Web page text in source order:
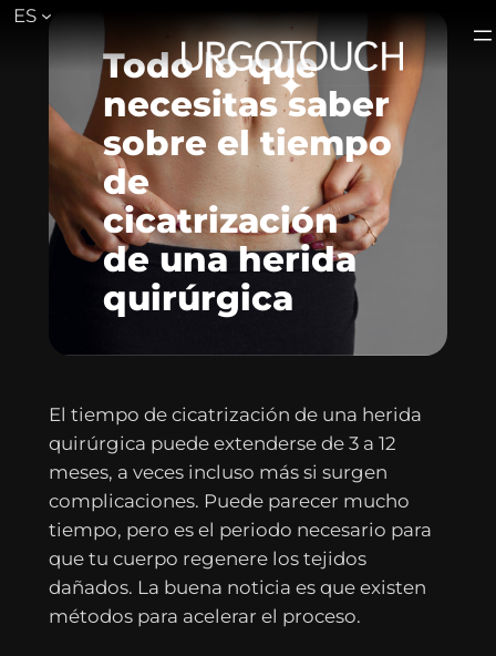
Saltar
contenido
ES
Todo lo que
necesitas saber
sobre el tiempo
de
cicatrización
de una herida
quirúrgica
El tiempo de cicatrización de una herida
quirúrgica puede extenderse de 3 a 12
meses, a veces incluso más si surgen
complicaciones. Puede parecer mucho
tiempo, pero es el periodo necesario para
que tu cuerpo regenere los tejidos
dañados. La buena noticia es que existen
métodos para acelerar el proceso.